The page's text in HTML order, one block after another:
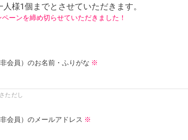
様1個までとさせていただきます。
ーンを締め切らせていただきました！
会員）のお名前・ふりがな ※
ただし
会員）のメールアドレス ※